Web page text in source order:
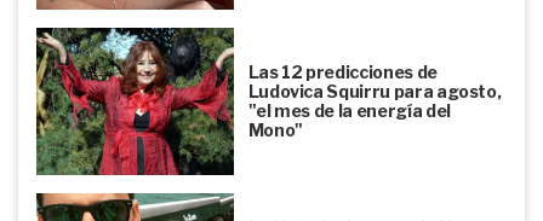
Las 12 predicciones de
Ludovica Squirru para agosto,
"el mes de la energía del
Mono"